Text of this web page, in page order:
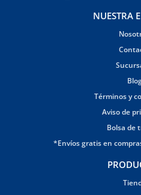
NUESTRA
Términos y
Aviso de
Bolsa de
*Envíos gratis en